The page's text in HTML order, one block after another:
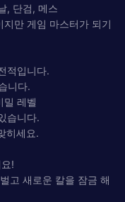
, 단검, 메스
만 게임 마스터가 되기
적입니다.
니다.
밀 레벨
습니다.
히세요.
!
고 새로운 칼을 잠금 해